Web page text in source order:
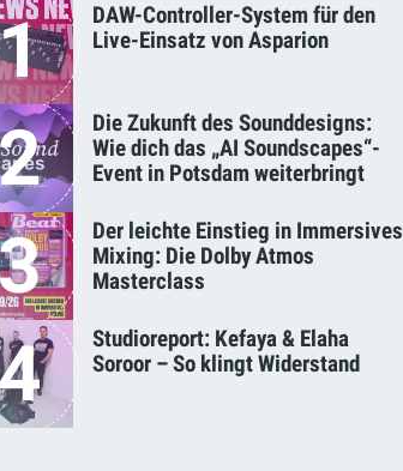
DAW-Controller-System für den
Live-Einsatz von Asparion
Die Zukunft des Sounddesigns:
Wie dich das „AI Soundscapes“-
Event in Potsdam weiterbringt
Der leichte Einstieg in Immersives
Mixing: Die Dolby Atmos
Masterclass
Studioreport: Kefaya & Elaha
Soroor – So klingt Widerstand